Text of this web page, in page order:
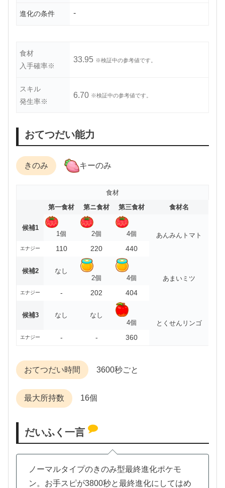
進化の条件 -
食材
入手確率※
33.95 ※検証中の参考値です。
スキル
発生率※
6.70 ※検証中の参考値です。
おてつだい能力
きのみ キーのみ
食材
第一食材
第ニ食材 第三食材 食材名
候補1
1個
2個 4個 あんみんトマト
エナジー 110 220 440
候補2
なし
2個
4個 あまいミツ
エナジー - 202 404
候補3 なし
なし
4個
とくせんリンゴ
エナジー - - 360
おてつだい時間 3600秒ごと
最大所持数 16個
だいふく一言
ノーマルタイプのきのみ型最終進化ポケモ
ン。お手スピが3800秒と最終進化にしてはめ